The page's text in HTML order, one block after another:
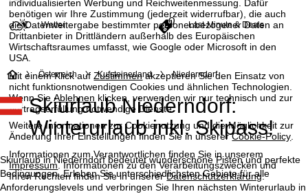
individualisierten Werbung und Reichweitenmessung. Dafür
benötigen wir Ihre Zustimmung (jederzeit widerrufbar), die auch
die Datenweitergabe bestimmter personenbezogener Daten an
Drittanbieter in Drittländern außerhalb des Europäischen
Wirtschaftsraumes umfasst, wie Google oder Microsoft in den
USA.
Mit einem Klick aufZustimmenakzeptieren Sie den Einsatz von
nicht funktionsnotwendigen Cookies und ähnlichen Technologien.
Wenn SieAblehnen klicken, verwenden wir nur technisch und zur
Vertragserfüllung notwendige Dienste.
Weitere Informationen zur Cookienutzung und die Möglichkeit zur
Änderung Ihrer Einstellungen finden Sie in unsererCookie-Policy.
Informationen zum Verantwortlichen finden Sie in unserem
Impressum. Informationen zu den Verarbeitungszwecken und
Ihren Rechten finden Sie in unsererDatenschutzerklärung.
Wetter Last-Minute & Deals
S
t
a
r
t
Österreich Kufsteinerland Niederndorf
Skiurlaub Niederndorf:
Winterurlaub inkl. Skipass!
Skiurlaub in Niederndorf bedeutet wunderschöne Pisten und perfekte
Bedingungen. Erleben Sie unterschiedlichsten Gebiete für alle
Anforderungslevels und verbringen Sie Ihren nächsten Winterurlaub in